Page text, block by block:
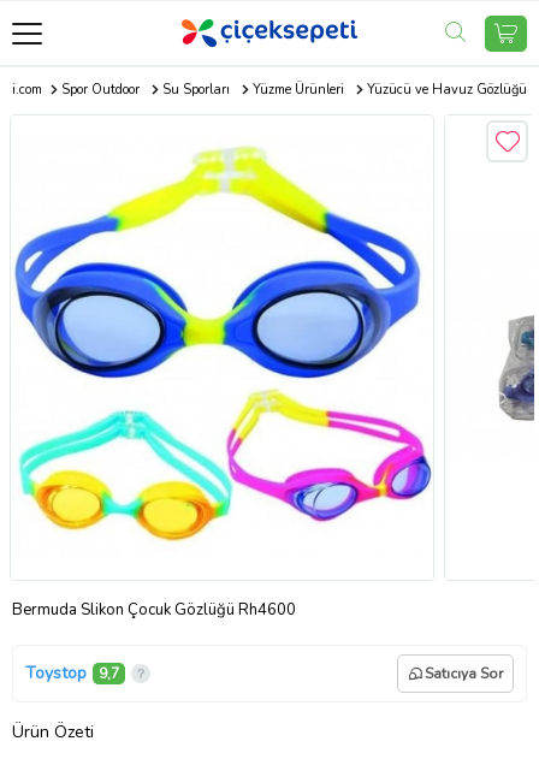
Spor Outdoor Su Sporları Yüzme Ürünleri Yüzücü ve Havuz Gözlüğü
Bermuda Slikon Çocuk Gözlüğü Rh4600
Toystop 9,7 Satıcıya Sor
Ürün Özeti